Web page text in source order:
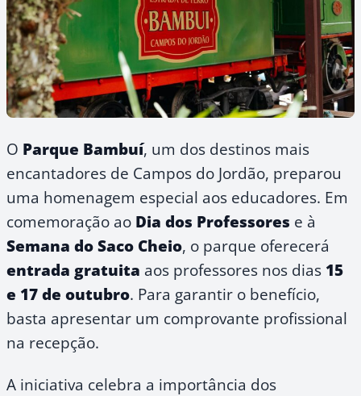
O Parque Bambuí, um dos destinos mais
encantadores de Campos do Jordão, preparou
uma homenagem especial aos educadores. Em
comemoração ao Dia dos Professores e à
Semana do Saco Cheio, o parque oferecerá
entrada gratuita aos professores nos dias 15
e 17 de outubro. Para garantir o benefício,
basta apresentar um comprovante profissional
na recepção.
A iniciativa celebra a importância dos